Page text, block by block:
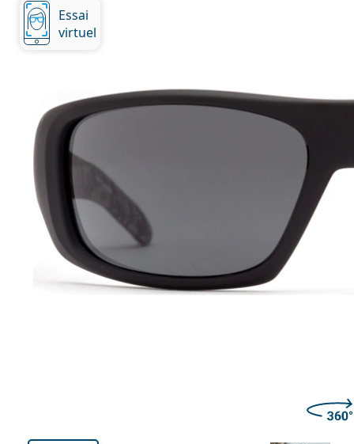
37 mm
Largeur des verres Largeur des verres
Largeur
des verres
Essai
virtuel